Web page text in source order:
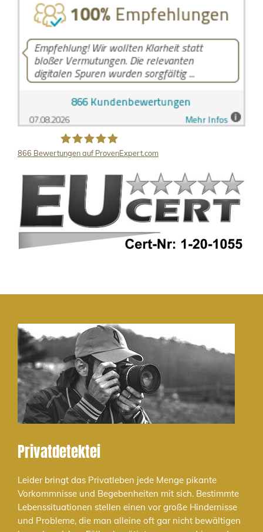
LB Detektive GmbH
866 Bewertungen auf ProvenExpert.com
Privatdetektei
Leider bringt das Privatleben jede Menge pikante
Vorkommnisse und Begebenheiten mit sich. Bestimmte
Lebenssituationen stellen einen vor große Hindernisse
und Probleme, die man alleine oft gar nicht bewältigen